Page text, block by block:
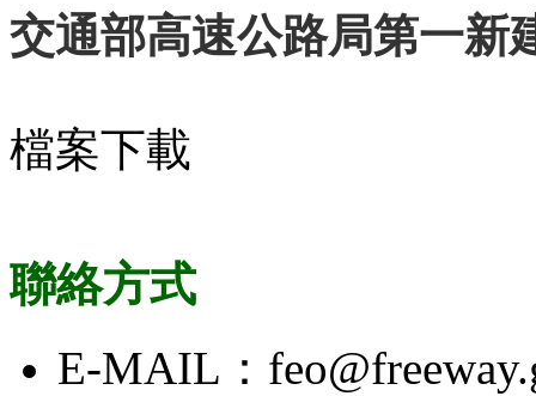
交通部高速公路局第一新
檔案下載
聯絡方式
E-MAIL：